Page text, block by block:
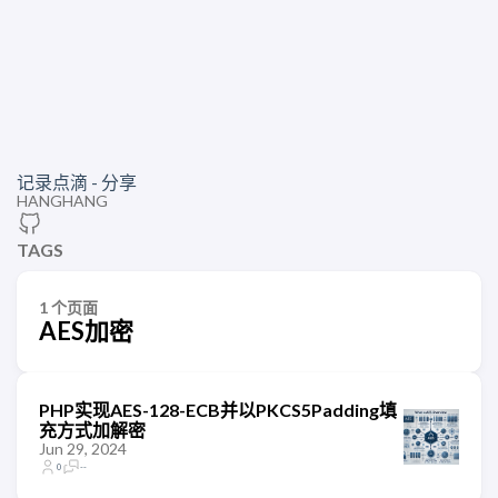
记录点滴 - 分享
HANGHANG
TAGS
1 个页面
AES加密
PHP实现AES-128-ECB并以PKCS5Padding填
充方式加解密
Jun 29, 2024
0 --